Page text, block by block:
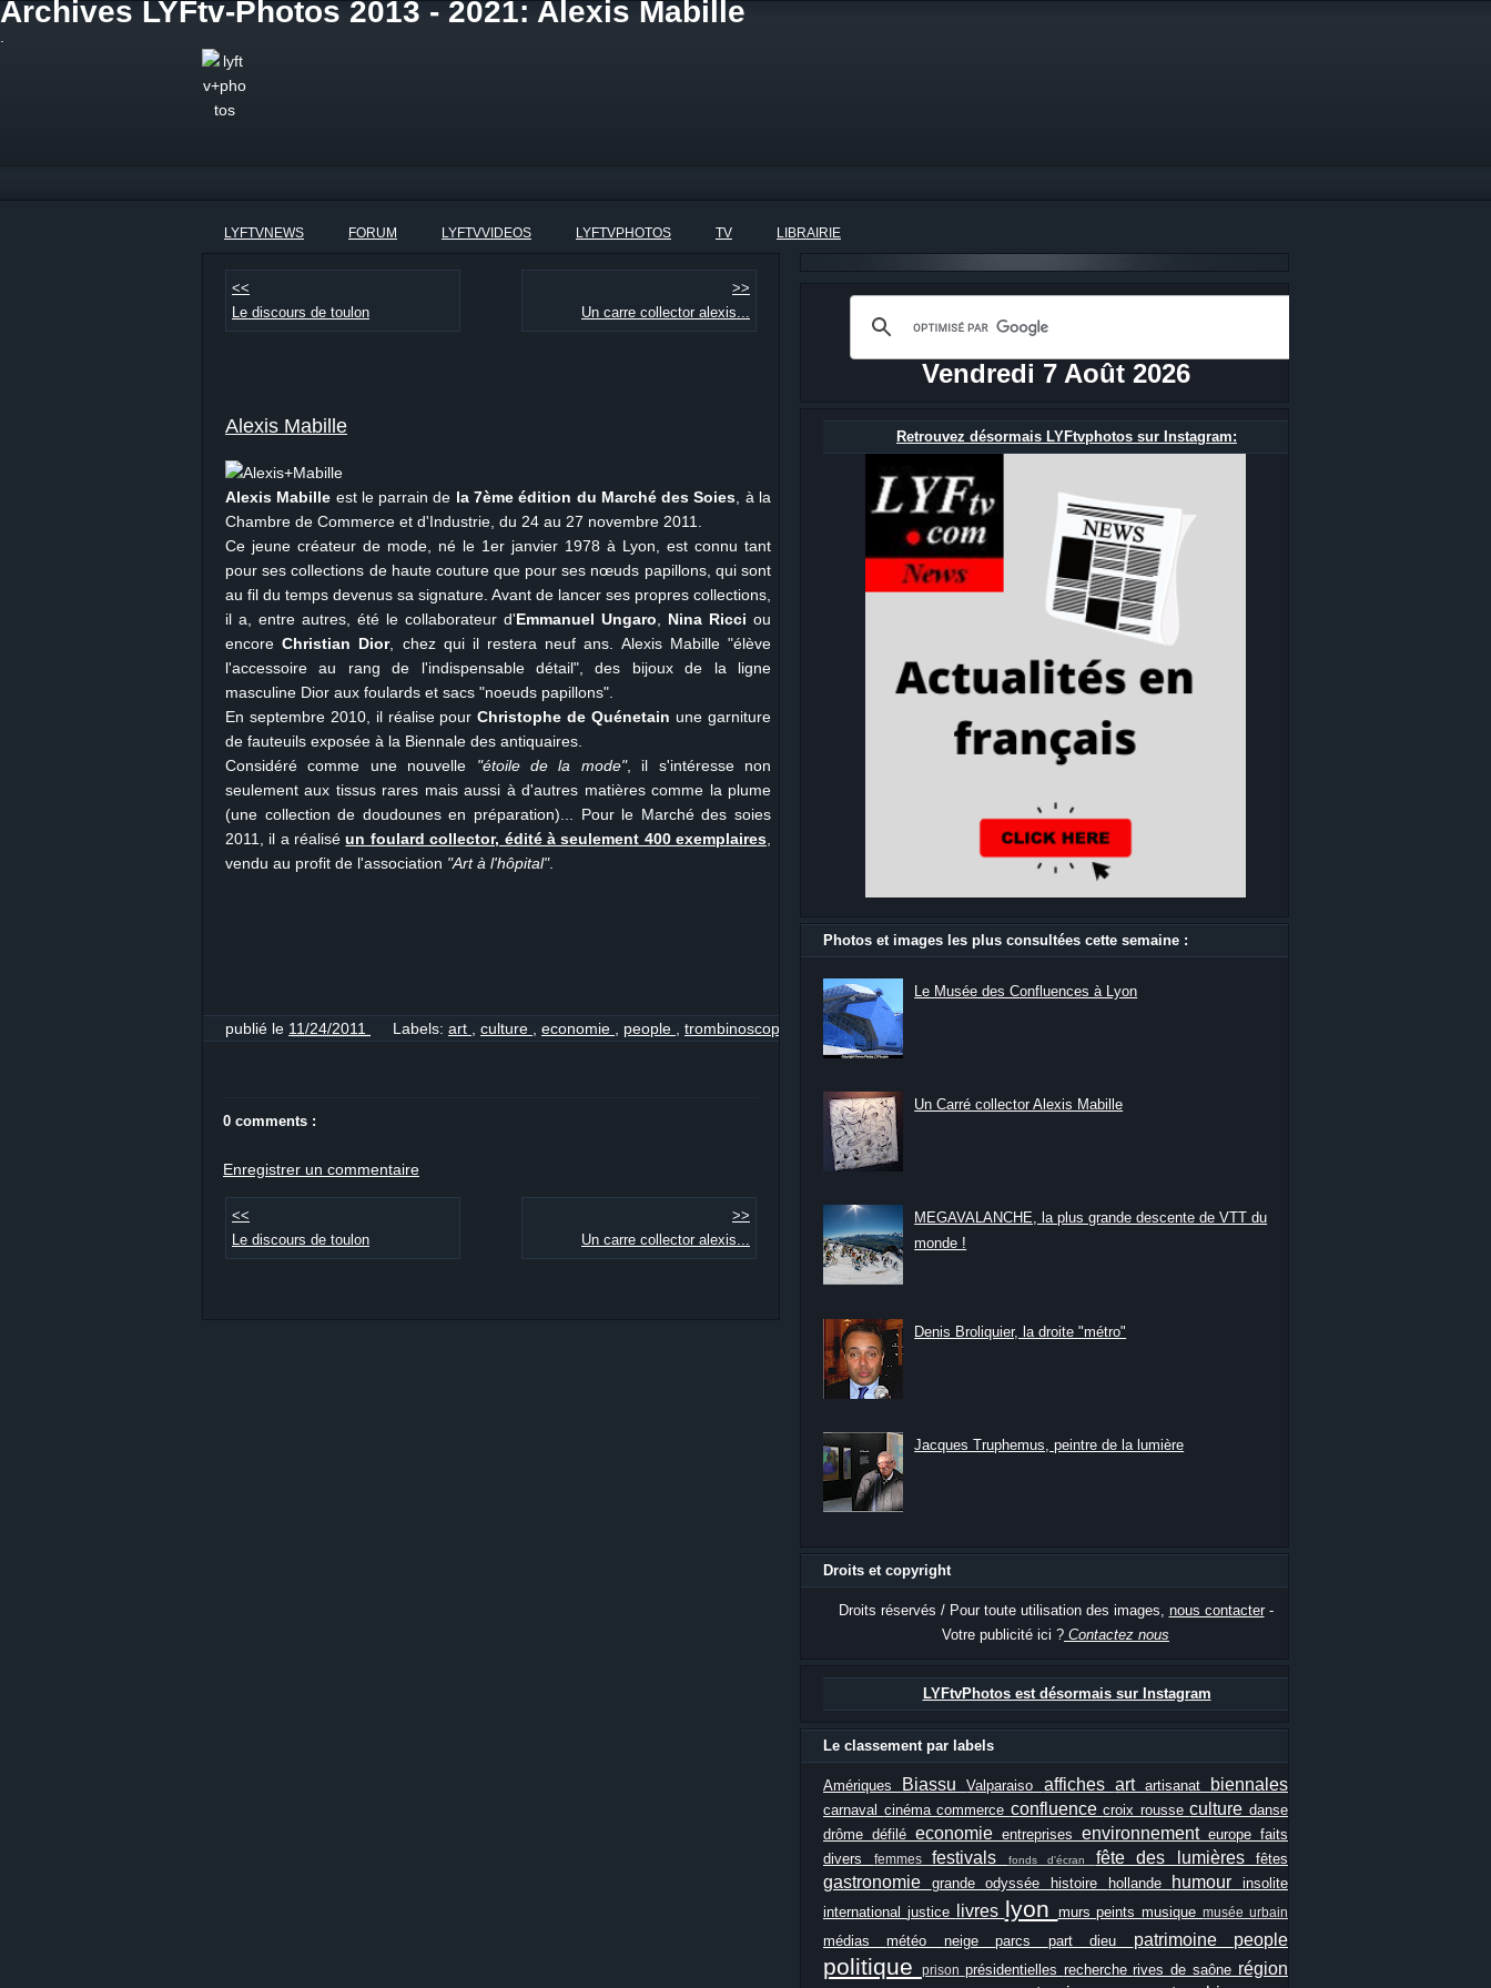
Archives LYFtv-Photos 2013 - 2021: Alexis Mabille
LYFTVNEWS FORUM LYFTVVIDEOS LYFTVPHOTOS TV LIBRAIRIE
<<
Le discours de toulon
>>
Un carre collector alexis...
Alexis Mabille
Alexis Mabille est le parrain de la 7ème édition du Marché des Soies , à la
Chambre de Commerce et d'Industrie, du 24 au 27 novembre 2011.
Ce jeune créateur de mode, né le 1er janvier 1978 à Lyon, est connu tant
pour ses collections de haute couture que pour ses nœuds papillons, qui sont
au fil du temps devenus sa signature. Avant de lancer ses propres collections,
il a, entre autres, été le collaborateur d'Emmanuel Ungaro Nina Ricci ou
encoreChristian Dior, chez qui il restera neuf ans. Alexis Mabille "élève
l'accessoire au rang de l'indispensable détail", des bijoux de la ligne
masculine Dior aux foulards et sacs "noeuds papillons".
En septembre 2010, il réalise pourChristophe de Quénetain une garniture
de fauteuils exposée à la Biennale des antiquaires.
Considéré comme une nouvelle "étoile de la mode", il s'intéresse non
seulement aux tissus rares mais aussi à d'autres matières comme la plume
(une collection de doudounes en préparation)... Pour le Marché des soies
2011, il a réaliséun foulard collector, édité à seulement 400 exemplaires
vendu au profit de l'association "Art à l'hôpital".
publié le 11/24/2011 Labels: art culture economie people trombinoscope
0 comments :
Enregistrer un commentaire
<<
Le discours de toulon
>>
Un carre collector alexis...
Vendredi 7 Août 2026
Retrouvez désormais LYFtvphotos sur Instagram:
Photos et images les plus consultées cette semaine :
Le Musée des Confluences à Lyon
Un Carré collector Alexis Mabille
MEGAVALANCHE, la plus grande descente de VTT du
monde !
Denis Broliquier, la droite "métro"
Jacques Truphemus, peintre de la lumière
Droits et copyright
Droits réservés / Pour toute utilisation des images, nous contacter-
Votre publicité ici ? Contactez nous
LYFtvPhotos est désormais sur Instagram
Le classement par labels
Amériques BiassuValparaiso affiches art artisanat biennales
carnaval cinémacommerce confluencecroix rousseculturedanse
drôme défilé economie entreprises environnement europe faits
divers
femmes festivals fonds d'écran fête des lumières fêtes
gastronomie grande odyssée histoire hollande humourinsolite
international justice livres lyon murs peintsmusiquemusée urbain
médiasmétéo neigeparcs part dieu patrimoine people
politique prison présidentielles rechercherives de saône région